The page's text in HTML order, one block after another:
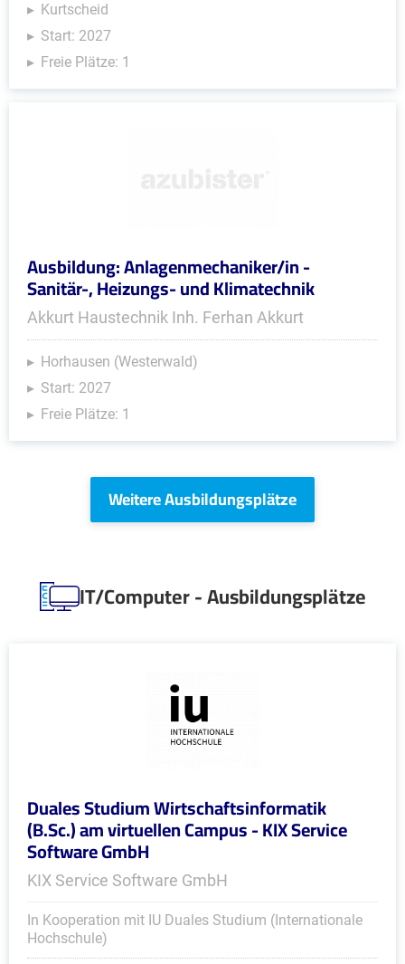
Kurtscheid
Start: 2027
Freie Plätze: 1
Ausbildung: Anlagenmechaniker/in -
Sanitär-, Heizungs- und Klimatechnik
Akkurt Haustechnik Inh. Ferhan Akkurt
Horhausen (Westerwald)
Start: 2027
Freie Plätze: 1
Weitere Ausbildungsplätze
IT/Computer - Ausbildungsplätze
Duales Studium Wirtschaftsinformatik
(B.Sc.) am virtuellen Campus - KIX Service
Software GmbH
KIX Service Software GmbH
In Kooperation mit IU Duales Studium (Internationale
Hochschule)